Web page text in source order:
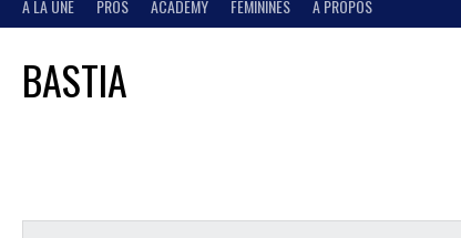
A LA UNE PROS ACADEMY FEMININES A PROPOS
BASTIA